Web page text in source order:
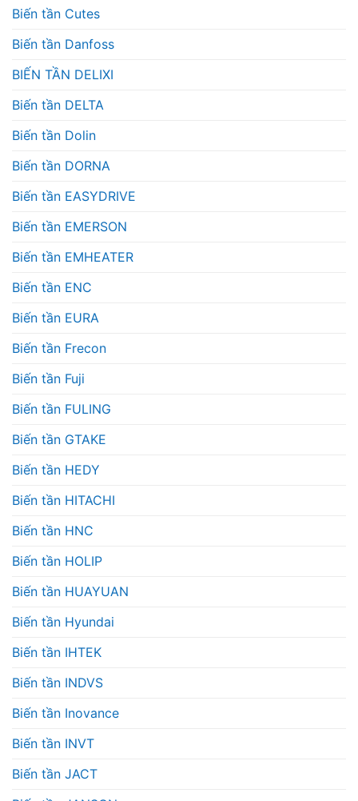
Biến tần Cutes
Biến tần Danfoss
BIẾN TẦN DELIXI
Biến tần DELTA
Biến tần Dolin
Biến tần DORNA
Biến tần EASYDRIVE
Biến tần EMERSON
Biến tần EMHEATER
Biến tần ENC
Biến tần EURA
Biến tần Frecon
Biến tần Fuji
Biến tần FULING
Biến tần GTAKE
Biến tần HEDY
Biến tần HITACHI
Biến tần HNC
Biến tần HOLIP
Biến tần HUAYUAN
Biến tần Hyundai
Biến tần IHTEK
Biến tần INDVS
Biến tần Inovance
Biến tần INVT
Biến tần JACT